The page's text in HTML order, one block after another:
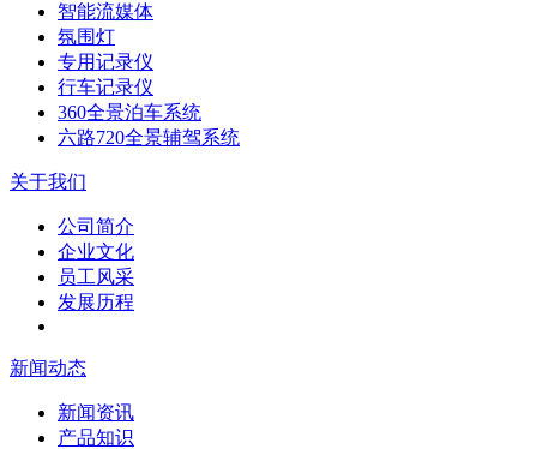
智能流媒体
氛围灯
专用记录仪
行车记录仪
360全景泊车系统
六路720全景辅驾系统
关于我们
公司简介
企业文化
员工风采
发展历程
新闻动态
新闻资讯
产品知识